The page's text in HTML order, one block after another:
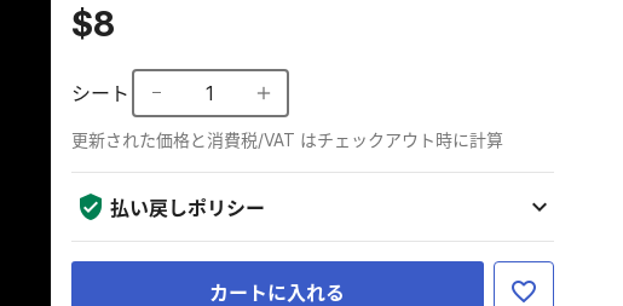
$8
シート 1
更新された価格と消費税/VAT はチェックアウト時に計算
払い戻しポリシー
カートに入れる